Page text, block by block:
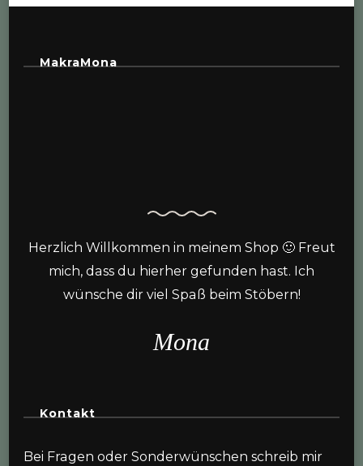
MakraMona
Herzlich Willkommen in meinem Shop 🙂 Freut
mich, dass du hierher gefunden hast. Ich
wünsche dir viel Spaß beim Stöbern!
Mona
Kontakt
Bei Fragen oder Sonderwünschen schreib mir